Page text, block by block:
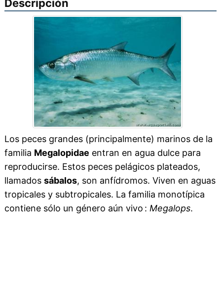
Descripción
Los peces grandes (principalmente) marinos de la
familia Megalopidae entran en agua dulce para
reproducirse. Estos peces pelágicos plateados,
llamados sábalos, son anfídromos. Viven en aguas
tropicales y subtropicales. La familia monotípica
contiene sólo un género aún vivo : Megalops.